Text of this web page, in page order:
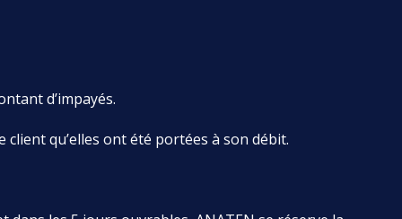
d’impayés.
qu’elles ont été portées à son débit.